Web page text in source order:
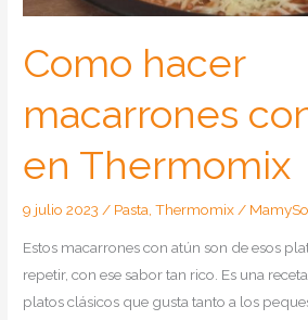
Como hacer
macarrones
en Thermomix
9 julio 2023 / Pasta ,Thermomix /
Estos macarrones con atún son de esos
repetir, con ese sabor tan rico. Es una
platos clásicos que gusta tanto a los